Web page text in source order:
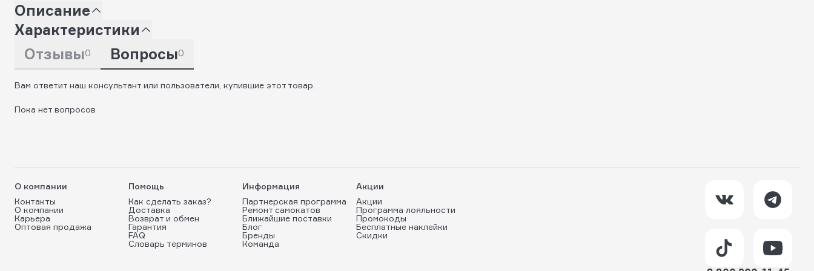
Описание
Характеристики
Отзывы0 Вопросы0
Вам ответит наш консультант или пользователи, купившие этот товар.
Пока нет вопросов
О компании
Контакты
О компании
Карьера
Оптовая продажа
Помощь
Как сделать заказ?
Доставка
Возврат и обмен
Гарантия
FAQ
Словарь терминов
Информация
Партнерская программа
Ремонт самокатов
Ближайшие поставки
Блог
Бренды
Команда
Акции
Акции
Программа лояльности
Промокоды
Бесплатные наклейки
Скидки